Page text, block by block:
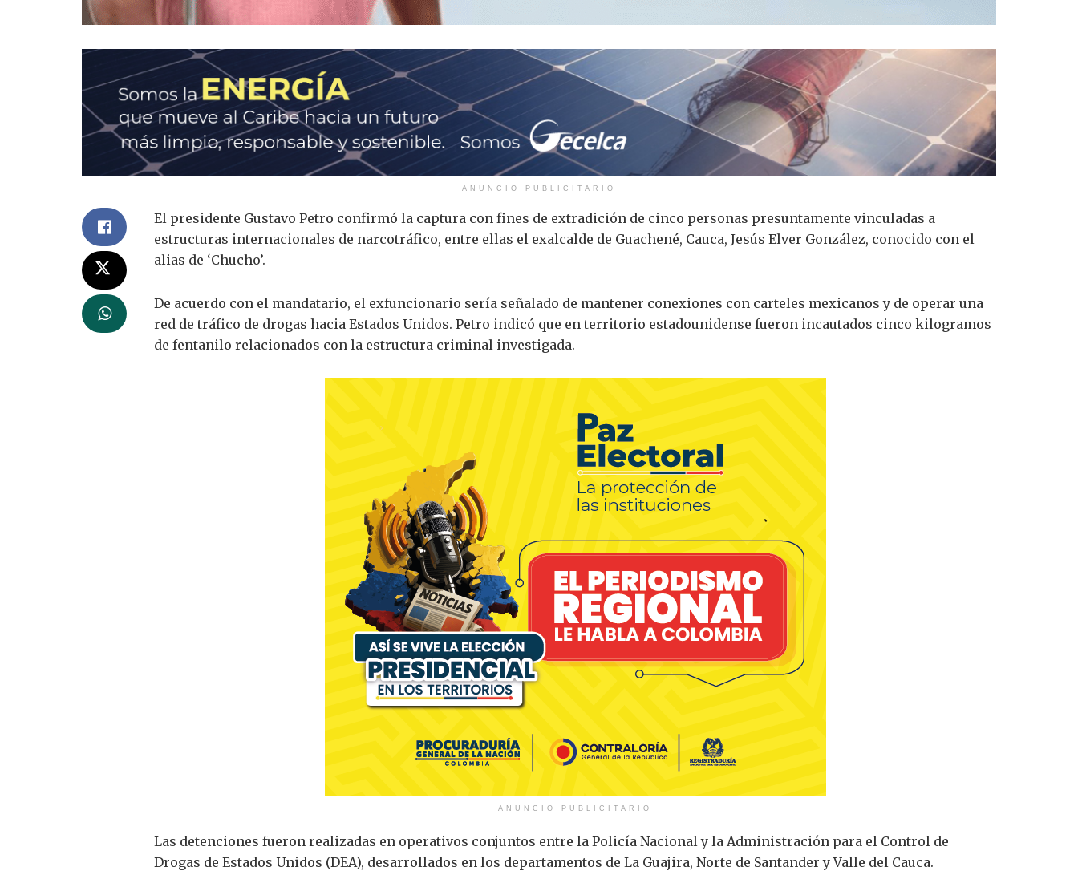
ANUNCIO PUBLICITARIO
El presidente Gustavo Petro confirmó la captura con fines de extradición de cinco personas presuntamente vinculadas a
estructuras internacionales de narcotráfico, entre ellas el exalcalde de Guachené, Cauca, Jesús Elver González, conocido con el
alias de ‘Chucho’.
De acuerdo con el mandatario, el exfuncionario sería señalado de mantener conexiones con carteles mexicanos y de operar una
red de tráfico de drogas hacia Estados Unidos. Petro indicó que en territorio estadounidense fueron incautados cinco kilogramos
de fentanilo relacionados con la estructura criminal investigada.
ANUNCIO PUBLICITARIO
Las detenciones fueron realizadas en operativos conjuntos entre la Policía Nacional y la Administración para el Control de
Drogas de Estados Unidos (DEA), desarrollados en los departamentos de La Guajira, Norte de Santander y Valle del Cauca.